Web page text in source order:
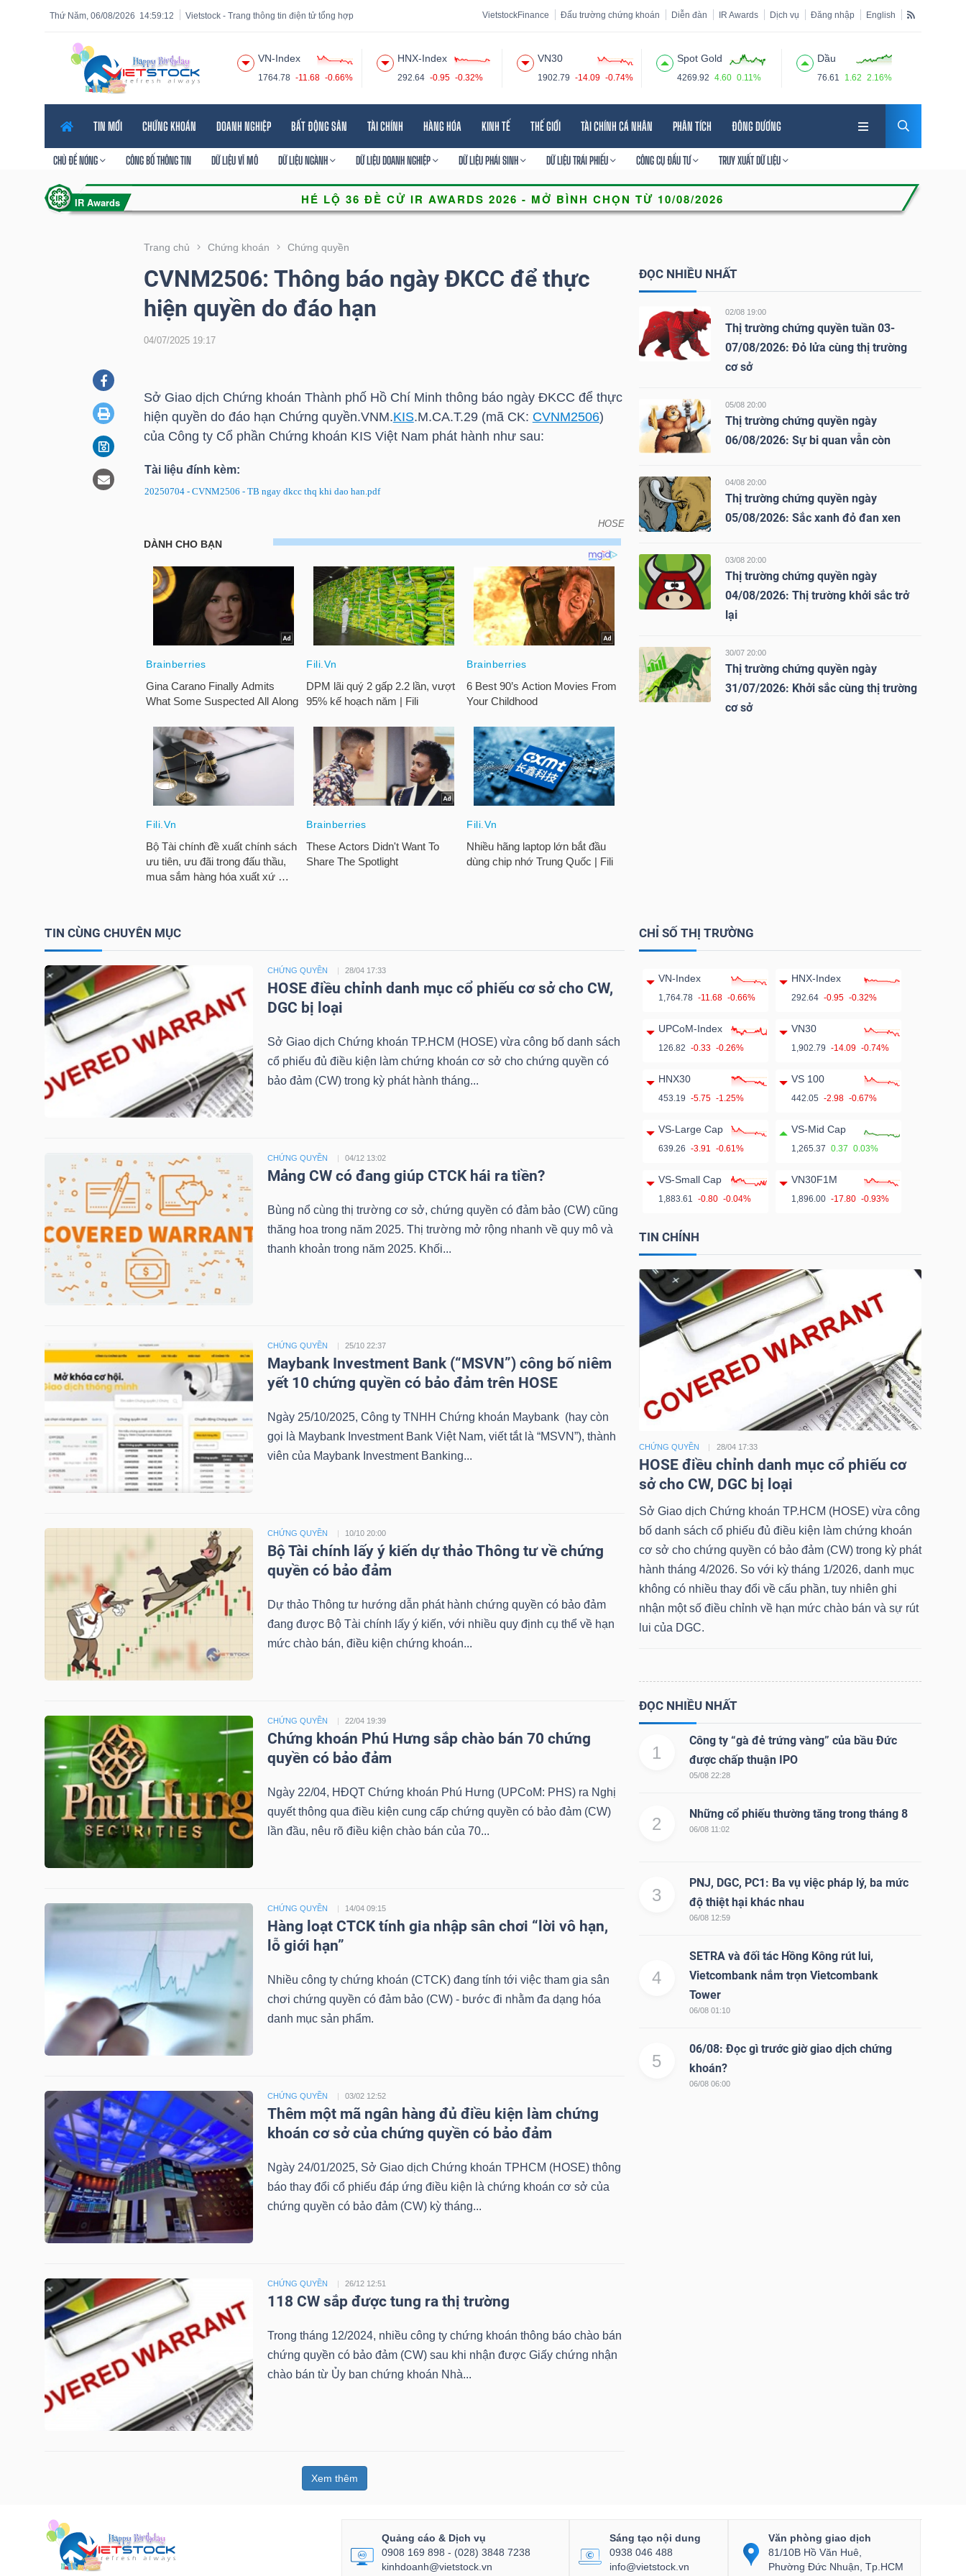
14:59:14
Thứ Năm, 06/08/2026 Vietstock - Trang thông tin điện tử tổng hợp VietstockFinance Đấu trường chứng khoán Diễn đàn IR Awards Dịch vụ Đăng nhập English
VN-Index
1764.78 -11.68 -0.66%
HNX-Index
292.64 -0.95 -0.32%
VN30
1902.79 -14.09 -0.74%
Spot Gold
4269.92 4.60 0.11%
Dầu
76.61 1.62 2.16%
TIN MỚI CHỨNG KHOÁN DOANH NGHIỆP BẤT ĐỘNG SẢN TÀI CHÍNH HÀNG HÓA KINH TẾ THẾ GIỚI TÀI CHÍNH CÁ NHÂN PHÂN TÍCH ĐÔNG DƯƠNG
CHỦ ĐỀ NÓNG CÔNG BỐ THÔNG TIN DỮ LIỆU VĨ MÔ DỮ LIỆU NGÀNH DỮ LIỆU DOANH NGHIỆP DỮ LIỆU PHÁI SINH DỮ LIỆU TRÁI PHIẾU CÔNG CỤ ĐẦU TƯ TRUY XUẤT DỮ LIỆU
Trang chủ Chứng khoán Chứng quyền
CVNM2506: Thông báo ngày ĐKCC để thực
hiện quyền do đáo hạn
04/07/2025 19:17
Sở Giao dịch Chứng khoán Thành phố Hồ Chí Minh thông báo ngày ĐKCC để thực
hiện quyền do đáo hạn Chứng quyền.VNM.KIS.M.CA.T.29 (mã CK: CVNM2506)
của Công ty Cổ phần Chứng khoán KISViệt Nam phát hành như sau:
Tài liệu đính kèm:
20250704 - CVNM2506 - TB ngay dkcc thq khi dao han.pdf
HOSE
CVNM2506: Thông báo ngày ĐKCC để thực hiện quyền do đáo hạn
ĐỌC NHIỀU NHẤT
02/08 19:00
Thị trường chứng quyền tuần 03-
07/08/2026: Đỏ lửa cùng thị trường
cơ sở
05/08 20:00
Thị trường chứng quyền ngày
06/08/2026: Sự bi quan vẫn còn
04/08 20:00
Thị trường chứng quyền ngày
05/08/2026: Sắc xanh đỏ đan xen
03/08 20:00
Thị trường chứng quyền ngày
04/08/2026: Thị trường khởi sắc trở
lại
30/07 20:00
Thị trường chứng quyền ngày
31/07/2026: Khởi sắc cùng thị trường
cơ sở
TIN CÙNG CHUYÊN MỤC
CHỨNG QUYỀN 28/04 17:33
HOSE điều chỉnh danh mục cổ phiếu cơ sở cho CW,
DGC bị loại
Sở Giao dịch Chứng khoán TP.HCM (HOSE) vừa công bố danh sách
cổ phiếu đủ điều kiện làm chứng khoán cơ sở cho chứng quyền có
bảo đảm (CW) trong kỳ phát hành tháng...
CHỨNG QUYỀN 04/12 13:02
Mảng CW có đang giúp CTCK hái ra tiền?
Bùng nổ cùng thị trường cơ sở, chứng quyền có đảm bảo (CW) cũng
thăng hoa trong năm 2025. Thị trường mở rộng nhanh về quy mô và
thanh khoản trong năm 2025. Khối...
CHỨNG QUYỀN 25/10 22:37
Maybank Investment Bank (“MSVN”) công bố niêm
yết 10 chứng quyền có bảo đảm trên HOSE
Ngày 25/10/2025, Công ty TNHH Chứng khoán Maybank (hay còn
gọi là Maybank Investment Bank Việt Nam, viết tắt là “MSVN”), thành
viên của Maybank Investment Banking...
CHỨNG QUYỀN 10/10 20:00
Bộ Tài chính lấy ý kiến dự thảo Thông tư về chứng
quyền có bảo đảm
Dự thảo Thông tư hướng dẫn phát hành chứng quyền có bảo đảm
đang được Bộ Tài chính lấy ý kiến, với nhiều quy định cụ thể về hạn
mức chào bán, điều kiện chứng khoán...
CHỨNG QUYỀN 22/04 19:39
Chứng khoán Phú Hưng sắp chào bán 70 chứng
quyền có bảo đảm
Ngày 22/04, HĐQT Chứng khoán Phú Hưng (UPCoM: PHS) ra Nghị
quyết thông qua điều kiện cung cấp chứng quyền có bảo đảm (CW)
lần đầu, nêu rõ điều kiện chào bán của 70...
CHỨNG QUYỀN 14/04 09:15
Hàng loạt CTCK tính gia nhập sân chơi “lời vô hạn,
lỗ giới hạn”
Nhiều công ty chứng khoán (CTCK) đang tính tới việc tham gia sân
chơi chứng quyền có đảm bảo (CW) - bước đi nhằm đa dạng hóa
danh mục sản phẩm.
CHỨNG QUYỀN 03/02 12:52
Thêm một mã ngân hàng đủ điều kiện làm chứng
khoán cơ sở của chứng quyền có bảo đảm
Ngày 24/01/2025, Sở Giao dịch Chứng khoán TPHCM (HOSE) thông
báo thay đổi cổ phiếu đáp ứng điều kiện là chứng khoán cơ sở của
chứng quyền có bảo đảm (CW) kỳ tháng...
CHỨNG QUYỀN 26/12 12:51
118 CW sắp được tung ra thị trường
Trong tháng 12/2024, nhiều công ty chứng khoán thông báo chào bán
chứng quyền có bảo đảm (CW) sau khi nhận được Giấy chứng nhận
chào bán từ Ủy ban chứng khoán Nhà...
Xem thêm
CHỈ SỐ THỊ TRƯỜNG
VN-Index
1,764.78 -11.68 -0.66%
HNX-Index
292.64 -0.95 -0.32%
UPCoM-Index
126.82 -0.33 -0.26%
VN30
1,902.79 -14.09 -0.74%
HNX30
453.19 -5.75 -1.25%
VS 100
442.05 -2.98 -0.67%
VS-Large Cap
639.26 -3.91 -0.61%
VS-Mid Cap
1,265.37 0.37 0.03%
VS-Small Cap
1,883.61 -0.80 -0.04%
VN30F1M
1,896.00 -17.80 -0.93%
TIN CHÍNH
CHỨNG QUYỀN 28/04 17:33
HOSE điều chỉnh danh mục cổ phiếu cơ
sở cho CW, DGC bị loại
Sở Giao dịch Chứng khoán TP.HCM (HOSE) vừa công
bố danh sách cổ phiếu đủ điều kiện làm chứng khoán
cơ sở cho chứng quyền có bảo đảm (CW) trong kỳ phát
hành tháng 4/2026. So với kỳ tháng 1/2026, danh mục
không có nhiều thay đổi về cấu phần, tuy nhiên ghi
nhận một số điều chỉnh về hạn mức chào bán và sự rút
lui của DGC.
ĐỌC NHIỀU NHẤT
1
Công ty “gà đẻ trứng vàng” của bầu Đức
được chấp thuận IPO
05/08 22:28
2
Những cổ phiếu thường tăng trong tháng 8
06/08 11:02
3
PNJ, DGC, PC1: Ba vụ việc pháp lý, ba mức
độ thiệt hại khác nhau
06/08 12:59
4
SETRA và đối tác Hồng Kông rút lui,
Vietcombank nắm trọn Vietcombank
Tower
06/08 01:10
5
06/08: Đọc gì trước giờ giao dịch chứng
khoán?
06/08 06:00
Quảng cáo & Dịch vụ
0908 169 898 - (028) 3848 7238
kinhdoanh@vietstock.vn
Sáng tạo nội dung
0938 046 488
info@vietstock.vn
Văn phòng giao dịch
81/10B Hồ Văn Huê,
Phường Đức Nhuận, Tp.HCM
Tính năng
năng
VIETSTOCK
DƯƠNG
CHÍNH
VIETSTOCKFINANCE
MÔ
NGHIỆP
CÔNG
XUẤT
Ngành
SECTOR
NĂNG
LƯỢNG
VẬT
LIỆU
CÔNG
NGHIỆP
DÙNG
KHÔNG